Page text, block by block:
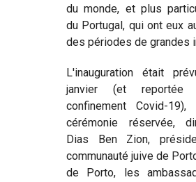
du monde, et plus
du Portugal, qui ont eux
des périodes de grandes
L'inauguration était
janvier (et reportée
confinement Covid-
cérémonie réservée,
Dias Ben Zion,
communauté juive de
de Porto, les